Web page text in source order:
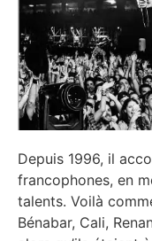
Depuis 1996, il
francophones, en
talents. Voilà
Bénabar, Cali,